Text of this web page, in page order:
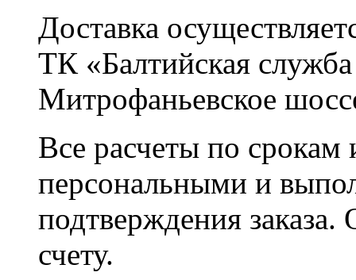
Доставка
ТК «Балтийская
Митрофаньевское
Все расчеты по срокам
персональными и
подтверждения заказа.
счету.